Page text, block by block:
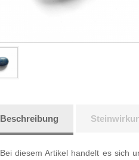
Beschreibung
Bei diesem Artikel handelt es sich